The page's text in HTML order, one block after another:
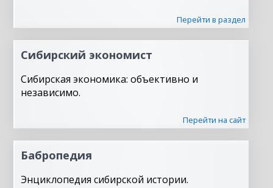
Перейти в раздел
Сибирский экономист
Сибирская экономика: объективно и
независимо.
Перейти на сайт
Бабропедия
Энциклопедия сибирской истории.